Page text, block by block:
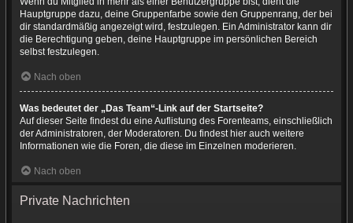
Hauptgruppe dazu, deine Gruppenfarbe sowie den Gruppenrang, der bei
dir standardmäßig angezeigt wird, festzulegen. Ein Administrator kann dir
die Berechtigung geben, deine Hauptgruppe im persönlichen Bereich
selbst festzulegen.
Nach oben
Was bedeutet der „Das Team“-Link auf der Startseite?
Auf dieser Seite findest du eine Auflistung des Forenteams, einschließlich
der Administratoren, der Moderatoren. Du findest hier auch weitere
Informationen wie die Foren, die diese im Einzelnen moderieren.
Nach oben
Private Nachrichten